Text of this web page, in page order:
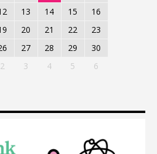
13 14 15
16
20 21 22
23
27 28 29
30
2 3 4 5 6